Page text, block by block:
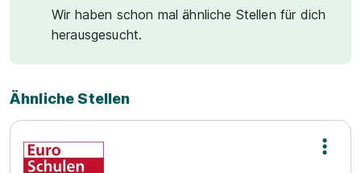
Wir haben schon mal ähnliche Stellen für dich
herausgesucht.
Ähnliche Stellen